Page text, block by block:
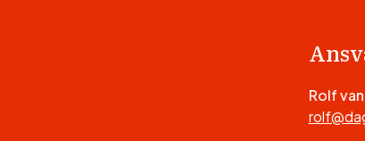
Rolf